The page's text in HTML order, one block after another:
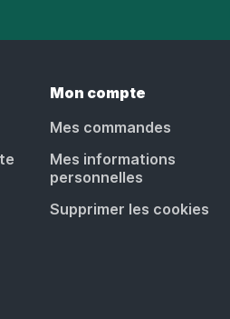
Mon compte
Mes commandes
Mes informations
personnelles
Supprimer les cookies